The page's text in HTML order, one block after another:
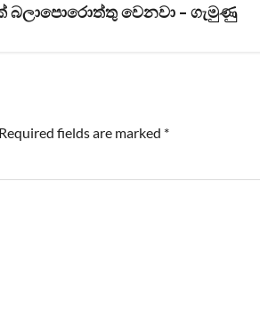
බලාපොරොත්තු වෙනවා – ගැමුණු
Required fields are marked *